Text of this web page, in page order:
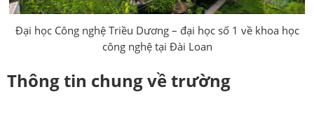
Đại học Công nghệ Triều Dương – đại học số 1 về khoa học
công nghệ tại Đài Loan
Thông tin chung về trường